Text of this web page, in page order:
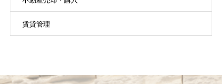
賃貸管理